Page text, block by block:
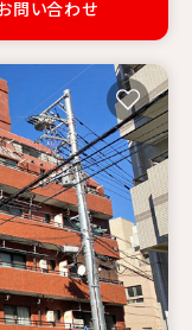
問い合わせ